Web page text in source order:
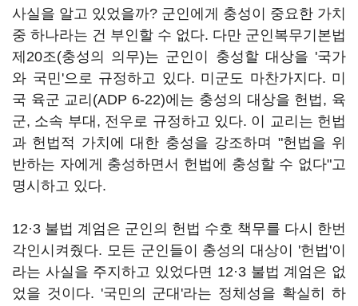
사실을 알고 있었을까? 군인에게 충성이 중요한 가치
중 하나라는 건 부인할 수 없다. 다만 군인복무기본법
제20조(충성의 의무)는 군인이 충성할 대상을 '국가
와 국민'으로 규정하고 있다. 미군도 마찬가지다. 미
국 육군 교리(ADP 6-22)에는 충성의 대상을 헌법, 육
군, 소속 부대, 전우로 규정하고 있다. 이 교리는 헌법
과 헌법적 가치에 대한 충성을 강조하며 "헌법을 위
반하는 자에게 충성하면서 헌법에 충성할 수 없다"고
명시하고 있다.
12·3 불법 계엄은 군인의 헌법 수호 책무를 다시 한번
각인시켜줬다. 모든 군인들이 충성의 대상이 '헌법'이
라는 사실을 주지하고 있었다면 12·3 불법 계엄은 없
었을 것이다. '국민의 군대'라는 정체성을 확실히 하